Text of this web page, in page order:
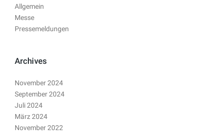
Allgemein
Messe
Pressemeldungen
Archives
November 2024
September 2024
Juli 2024
März 2024
November 2022